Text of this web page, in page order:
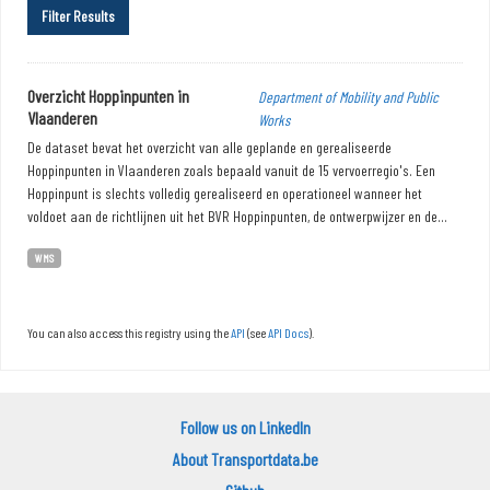
Filter Results
Overzicht Hoppinpunten in
Vlaanderen
Department of Mobility and Public
Works
De dataset bevat het overzicht van alle geplande en gerealiseerde
Hoppinpunten in Vlaanderen zoals bepaald vanuit de 15 vervoerregio's. Een
Hoppinpunt is slechts volledig gerealiseerd en operationeel wanneer het
voldoet aan de richtlijnen uit het BVR Hoppinpunten, de ontwerpwijzer en de...
WMS
You can also access this registry using theAPI (seeAPI Docs).
Follow us on LinkedIn
About Transportdata.be